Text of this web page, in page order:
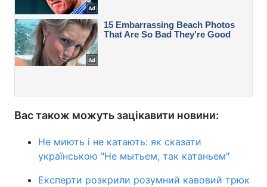
Вас також можуть зацікавити новини:
Не миють і не катають: як сказати
українською "Не мытьем, так катаньем"
Експерти розкрили розумний кавовий трюк